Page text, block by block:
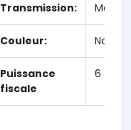
Transmission:
Couleur: Noir
Puissance
fiscale
6